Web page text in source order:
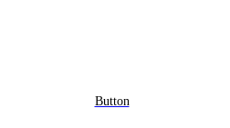
Button